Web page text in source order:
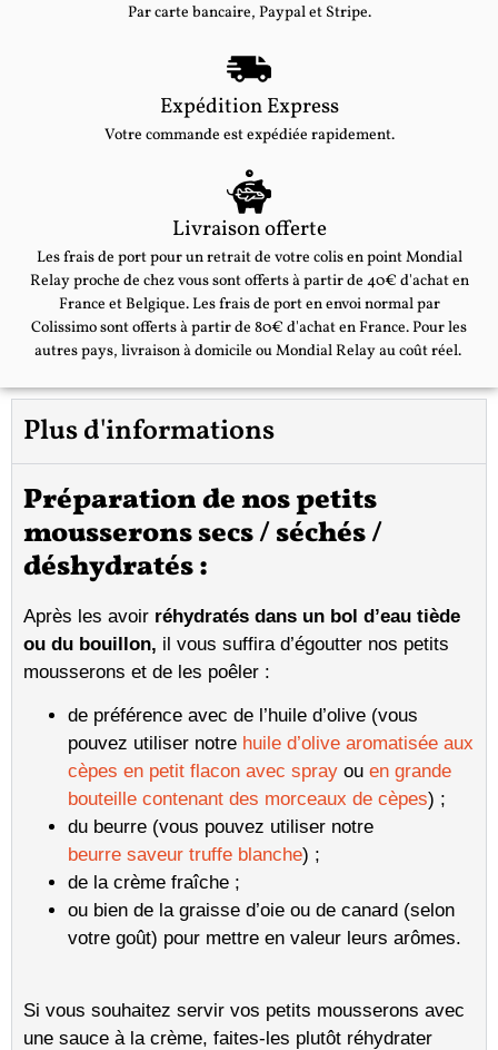
Par carte bancaire, Paypal et Stripe.
Expédition Express
Votre commande est expédiée rapidement.
Livraison offerte
Les frais de port pour un retrait de votre colis en point Mondial
Relay proche de chez vous sont offerts à partir de 40€ d'achat en
France et Belgique. Les frais de port en envoi normal par
Colissimo sont offerts à partir de 80€ d'achat en France. Pour les
autres pays, livraison à domicile ou Mondial Relay au coût réel.
Plus d'informations
Préparation de nos petits
mousserons secs / séchés /
déshydratés :
Après les avoir réhydratés dans un bol d’eau tiède
ou du bouillon, il vous suffira d’égoutter nos petits
mousserons et de les poêler :
de préférence avec de l’huile d’olive (vous
pouvez utiliser notre huile d’olive aromatisée aux
cèpes en petit flacon avec spray ou en grande
bouteille contenant des morceaux de cèpes) ;
du beurre (vous pouvez utiliser notre
beurre saveur truffe blanche) ;
de la crème fraîche ;
ou bien de la graisse d’oie ou de canard (selon
votre goût) pour mettre en valeur leurs arômes.
Si vous souhaitez servir vos petits mousserons avec
une sauce à la crème, faites-les plutôt réhydrater